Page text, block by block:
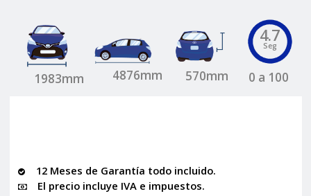
1983mm 4876mm 570mm
4.7
Seg
0 a 100
12 Meses de Garantía todo incluido.
El precio incluye IVA e impuestos.